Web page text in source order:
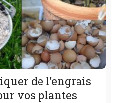
de l’engrais
vos plantes